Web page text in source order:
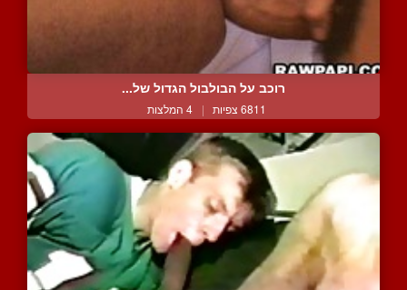
רוכב על הבולבול הגדול של...
6811 צפיות | 4 המלצות